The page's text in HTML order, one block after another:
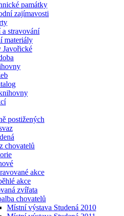
památky
zajímavosti
stravování
materiály
postižených
chovatelů
akce
akce
zvířata
chovatelů
Místní výstava Studená 2010